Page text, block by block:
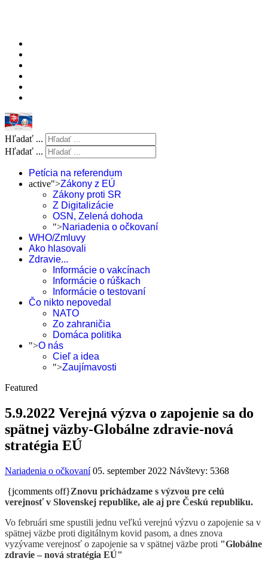
Hľadať ...
Hľadať ...
Petícia na referendum
active">Zákony z EÚ
Zákony proti SR
Z Digitalizácie
OSN, Zelená dohoda
">Nariadenia o očkovaní
WHO/Zmluvy
Ako hlasovali
Zdravie...
Informácie o vakcínach
Informácie o rúškach
Informácie o testovaní
Čo nikto nepovedal
NATO
Zo zahraničia
Domáca politika
">O nás
Cieľ a idea
">Zaujímavosti
Featured
5.9.2022 Verejná výzva o zapojenie sa do
spätnej väzby-Globálne zdravie-nová
stratégia EÚ
Nariadenia o očkovaní 05. september 2022 Návštevy: 5368
{jcomments off}Znovu prichádzame s výzvou pre celú
verejnosť v Slovenskej republike, ale aj pre Českú republiku.
Vo februári sme spustili jednu veľkú verejnú výzvu o zapojenie sa v
spätnej väzbe proti digitálnym kovid pasom, a dnes znova
vyzývame verejnosť o zapojenie sa v spätnej väzbe proti "Globálne
zdravie – nová stratégia EÚ"